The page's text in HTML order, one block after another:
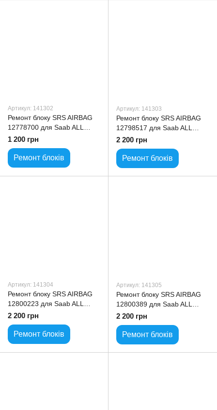
Артикул: 141302
Ремонт блоку SRS AIRBAG
12778700 для Saab ALL
model
1 200 грн
Ремонт блоків
Артикул: 141303
Ремонт блоку SRS AIRBAG
12798517 для Saab ALL
model
2 200 грн
Ремонт блоків
Артикул: 141304
Ремонт блоку SRS AIRBAG
12800223 для Saab ALL
model
2 200 грн
Ремонт блоків
Артикул: 141305
Ремонт блоку SRS AIRBAG
12800389 для Saab ALL
model
2 200 грн
Ремонт блоків